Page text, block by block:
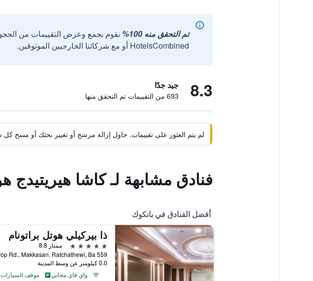
تم التحقق منه 100%
نقوم بجمع وعرض التقييمات من
HotelsCombined أو مع شركائنا الخارجيين الموثوقين.
8.3 جيد جدًا
693 من التقييمات تم التحقق منها
لم يتم العثور على تقييمات. حاول إزالة مرشح أو تغيير بحثك أو مسح
فنادق مشابهة لـ كاشا هيريتيدج
أفضل الفنادق في بانكوك
ذا بيركيلي هوتل براتونام
5 نجوم
ممتاز 8.8
0.0 كيلومتر عن وسط المدينة
واي فاي مجاني
موقف السيارات